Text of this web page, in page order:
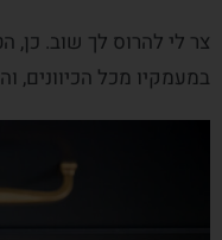
צר לי להרוס לך שוב. כן,
במעמקיו מכל הכיוונים,